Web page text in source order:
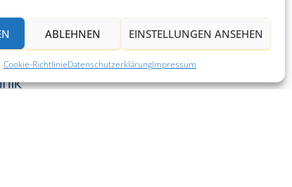
ABLEHNEN EINSTELLUNGEN ANSEHEN
Cookie-RichtlinieDatenschutzerklärungImpressum